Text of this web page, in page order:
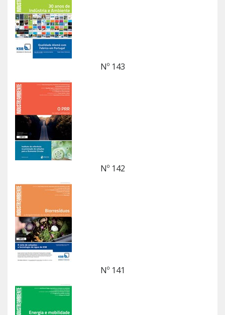
Nº 143
Nº 142
Nº 141